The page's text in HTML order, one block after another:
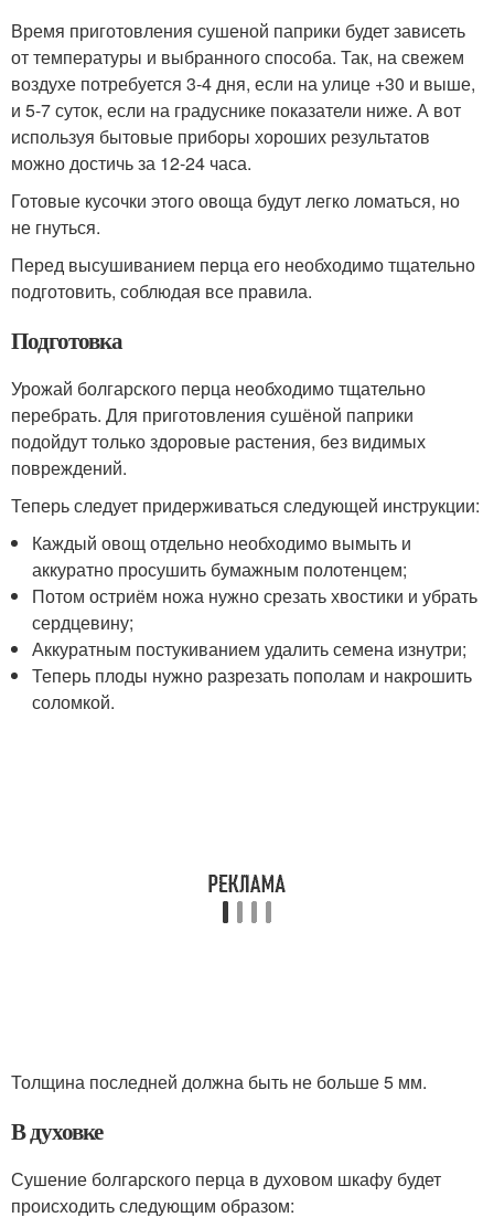
Время приготовления сушеной паприки будет зависеть
от температуры и выбранного способа. Так, на свежем
воздухе потребуется 3-4 дня, если на улице +30 и выше,
и 5-7 суток, если на градуснике показатели ниже. А вот
используя бытовые приборы хороших результатов
можно достичь за 12-24 часа.
Готовые кусочки этого овоща будут легко ломаться, но
не гнуться.
Перед высушиванием перца его необходимо тщательно
подготовить, соблюдая все правила.
Подготовка
Урожай болгарского перца необходимо тщательно
перебрать. Для приготовления сушёной паприки
подойдут только здоровые растения, без видимых
повреждений.
Теперь следует придерживаться следующей инструкции:
Каждый овощ отдельно необходимо вымыть и
аккуратно просушить бумажным полотенцем;
Потом остриём ножа нужно срезать хвостики и убрать
сердцевину;
Аккуратным постукиванием удалить семена изнутри;
Теперь плоды нужно разрезать пополам и накрошить
соломкой.
Толщина последней должна быть не больше 5 мм.
В духовке
Сушение болгарского перца в духовом шкафу будет
происходить следующим образом: